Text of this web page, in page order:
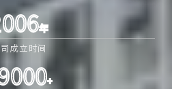
年
成立时间
+